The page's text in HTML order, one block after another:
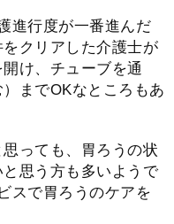
進行度が一番進んだ
クリアした介護士が
け、チューブを通
までOKなところもあ
っても、胃ろうの状
思う方も多いようで
スで胃ろうのケアを